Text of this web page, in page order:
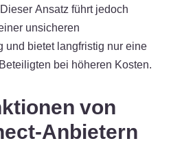
Ansatz führt jedoch
unsicheren
bietet langfristig nur eine
bei höheren Kosten.
von
Anbietern